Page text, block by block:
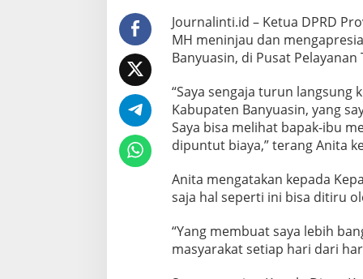
i
l
a
n
Journalinti.id – Ketua DPRD
MH meninjau dan
Banyuasin, di Pusat
“Saya sengaja turun langsung
Kabupaten Banyuasin, yang
Saya bisa melihat bapak-ibu
dipuntut biaya,” terang Anita
Anita mengatakan kepada
saja hal seperti ini bisa ditiru
“Yang membuat saya lebih
masyarakat setiap hari dari